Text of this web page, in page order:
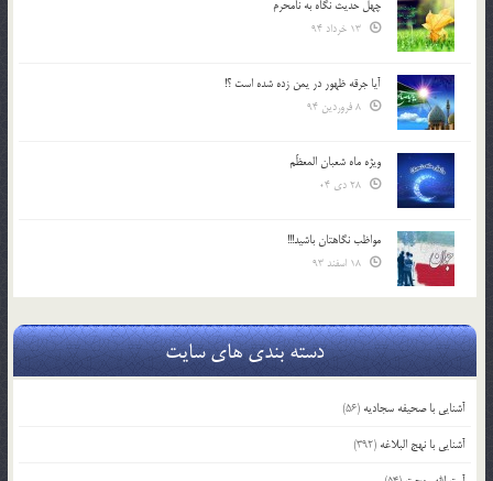
چهل حدیث نگاه به نامحرم
آیا جرقه ظهور در یمن زده شده است ؟!
ویژه ماه شعبان المعظّم
مواظب نگاهتان باشید!!!
دسته بندی های سایت
آشنایی با صحیفه سجادیه (56)
آشنایی با نهج البلاغه (392)